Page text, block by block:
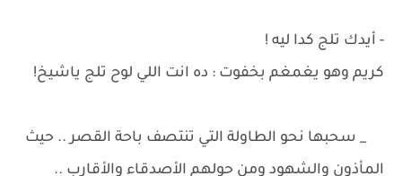
- أيدك تلج كدا ليه !
كريم وهو يغمغم بخفوت : ده انت اللي لوح تلج ياشيخ!
_ سحبها نحو الطاولة التي تنتصف باحة القصر .. حيث
المأذون والشهود ومن حولهم الأصدقاء والأقارب ..